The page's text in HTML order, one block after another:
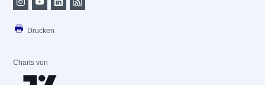
Drucken
Charts von